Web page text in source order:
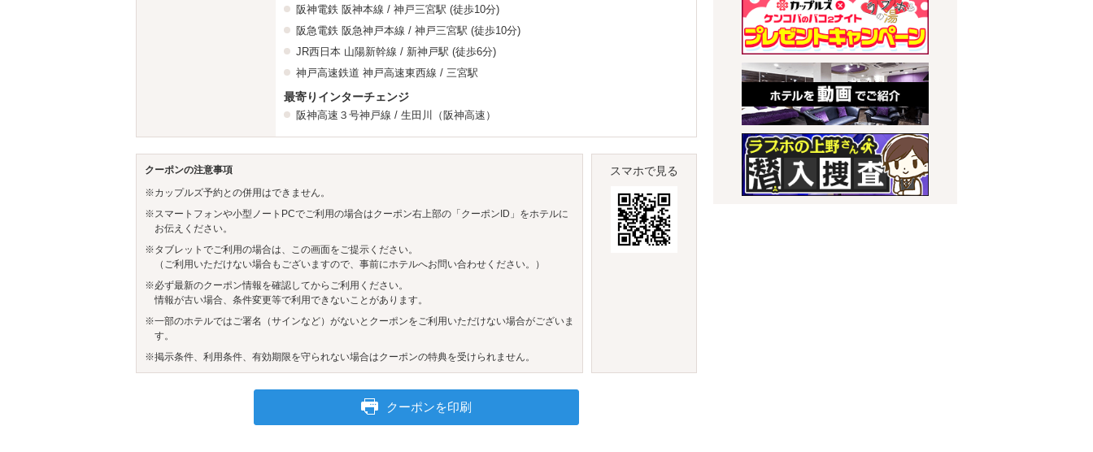
阪神電鉄 阪神本線 / 神戸三宮駅 (徒歩10分)
阪急電鉄 阪急神戸本線 / 神戸三宮駅 (徒歩10分)
JR西日本 山陽新幹線 / 新神戸駅 (徒歩6分)
神戸高速鉄道 神戸高速東西線 / 三宮駅
最寄りインターチェンジ
阪神高速３号神戸線 / 生田川（阪神高速）
クーポンの注意事項
※カップルズ予約との併用はできません。
※スマートフォンや小型ノートPCでご利用の場合はクーポン右上部の「クーポンID」をホテルに
お伝えください。
※タブレットでご利用の場合は、この画面をご提示ください。
（ご利用いただけない場合もございますので、事前にホテルへお問い合わせください。）
※必ず最新のクーポン情報を確認してからご利用ください。
情報が古い場合、条件変更等で利用できないことがあります。
※一部のホテルではご署名（サインなど）がないとクーポンをご利用いただけない場合がございま
す。
※掲示条件、利用条件、有効期限を守られない場合はクーポンの特典を受けられません。
スマホで見る
クーポンを印刷